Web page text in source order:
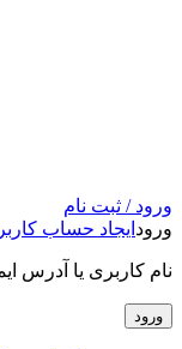
ورود / ثبت نام
ورود ایجاد حساب
نام کاربری یا آدرس
ورود